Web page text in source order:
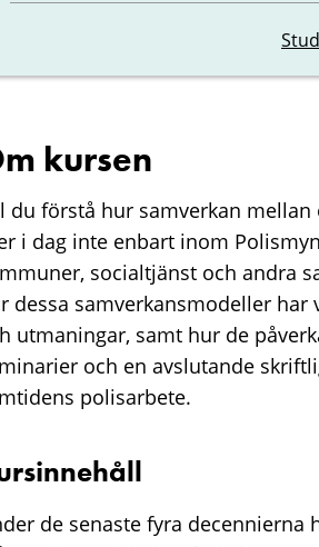
kursen
du förstå hur samverkan
i dag inte enbart inom
socialtjänst och andra
dessa samverkansmodeller
utmaningar, samt hur de
och en avslutande
polisarbete.
de senaste fyra